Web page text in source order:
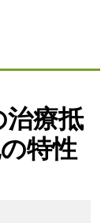
治療抵
特性